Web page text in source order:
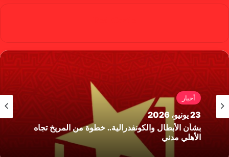
أخبار
23 يونيو، 2026
بشأن الأبطال والكونفدرالية.. خطوة من المريخ تجاه
الأهلي مدني